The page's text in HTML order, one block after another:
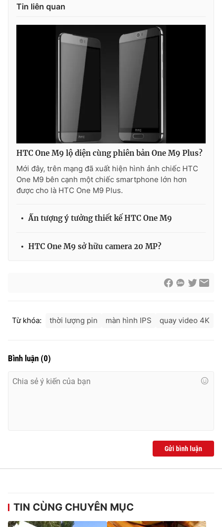
Đài Truyền hình Việt Nam
Cơ quan báo chí:
Thời báo VTV
Giấy phép hoạt động báo in và báo điện tử số 483/GP-BTTTT
Tổng Biên tập:Vũ Thanh Thủy
Phó Tổng Biên tập:Nguyễn Thị Mỹ Hạnh, Phạm Quốc Thắng,
Tổng đài VTV:
024.38 355 931 - 024.38 355 932
Email:toasoan@vtv.vn
Tin liên quan
HTC One M9 lộ diện cùng phiên bản One M9 Plus?
Mới đây, trên mạng đã xuất hiện hình ảnh chiếc HTC
One M9 bên cạnh một chiếc smartphone lớn hơn
được cho là HTC One M9 Plus.
Ấn tượng ý tưởng thiết kế HTC One M9
HTC One M9 sở hữu camera 20 MP?
Từ khóa: thời lượng pin màn hình IPS quay video 4K
Bình luận (0)
Gửi bình luận
TIN CÙNG CHUYÊN MỤC